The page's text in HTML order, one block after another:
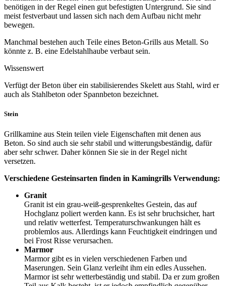
benötigen in der Regel einen gut befestigten Untergrund. Sie sind
meist festverbaut und lassen sich nach dem Aufbau nicht mehr
bewegen.
Manchmal bestehen auch Teile eines Beton-Grills aus Metall. So
könnte z. B. eine Edelstahlhaube verbaut sein.
Wissenswert
Verfügt der Beton über ein stabilisierendes Skelett aus Stahl, wird er
auch als Stahlbeton oder Spannbeton bezeichnet.
Stein
Grillkamine aus Stein teilen viele Eigenschaften mit denen aus
Beton. So sind auch sie sehr stabil und witterungsbeständig, dafür
aber sehr schwer. Daher können Sie sie in der Regel nicht
versetzen.
Verschiedene Gesteinsarten finden in Kamingrills Verwendung:
Granit
Granit ist ein grau-weiß-gesprenkeltes Gestein, das auf
Hochglanz poliert werden kann. Es ist sehr bruchsicher, hart
und relativ wetterfest. Temperaturschwankungen hält es
problemlos aus. Allerdings kann Feuchtigkeit eindringen und
bei Frost Risse verursachen.
Marmor
Marmor gibt es in vielen verschiedenen Farben und
Maserungen. Sein Glanz verleiht ihm ein edles Aussehen.
Marmor ist sehr wetterbeständig und stabil. Da er zum großen